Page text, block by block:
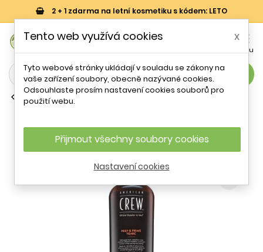
2 + 1 zdarma na letní kosmetiku s kódem: LETO

Menu
search
Vyživující vlasové vody a tonika
250 ml
Tento web využívá cookies x
Tyto webové stránky ukládají v souladu se zákony na
vaše zařízení soubory, obecně nazývané cookies.
Odsouhlaste prosím nastavení cookies souborů pro
použití webu.
Přijmout všechny soubory cookies
Nastavení cookies